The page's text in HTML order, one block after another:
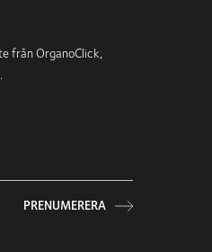
från OrganoClick,
PRENUMERERA